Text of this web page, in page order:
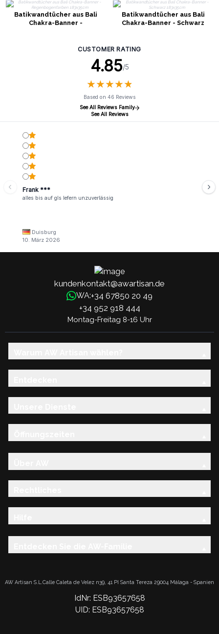
Batikwandtücher aus Bali
Chakra-Banner -
Batikwandtücher aus Bali
Chakra-Banner - Schwarz
CUSTOMER RATING
4.85/5
★★★★★
★★★★★
Based on 46 Reviews
See All Reviews Family
See All Reviews
Frank ***
alles bis auf gls lefern unzuverlässig
Duisburg
10. März 2026
kundenkontakt@awartisan.de
WA:+34 67850 20 49
+34 952 918 444
Montag-Freitag 8-16 Uhr
AW Artisan S.L.Calle Caleta de Velez n39, 41 PI Santa Tereza 29004 Málaga - Spanien
IdNr: ESB93657658
UID: ESB93657658